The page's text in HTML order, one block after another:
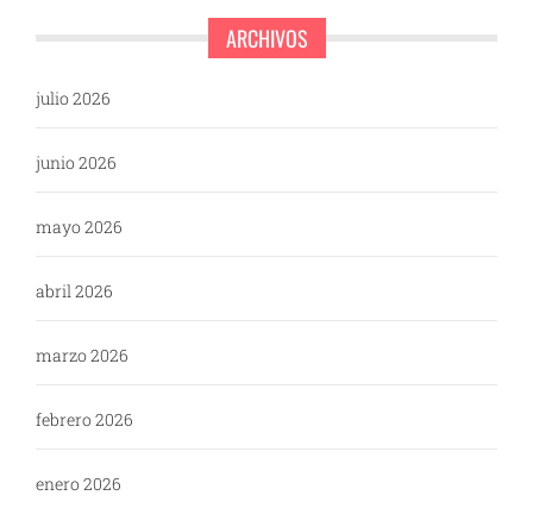
ARCHIVOS
julio 2026
junio 2026
mayo 2026
abril 2026
marzo 2026
febrero 2026
enero 2026